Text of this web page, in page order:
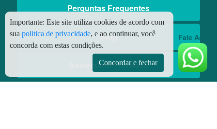
Fale Aqui
Perguntas Frequentes
Blog
Aniversário Premiado
Importante: Este site utiliza cookies de acordo com
sua politica de privacidade, e ao continuar, você
concorda com estas condições.
Concordar e fechar